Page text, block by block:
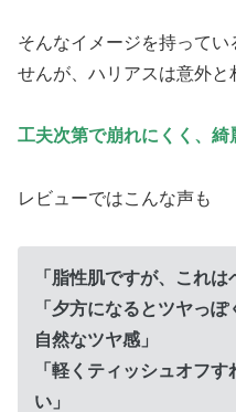
そんなイメージを持ってい
せんが、ハリアスは意外と
工夫次第で崩れにくく、綺
レビューではこんな声も
「脂性肌ですが、これは
「夕方になるとツヤっ
自然なツヤ感」
「軽くティッシュオフ
い」